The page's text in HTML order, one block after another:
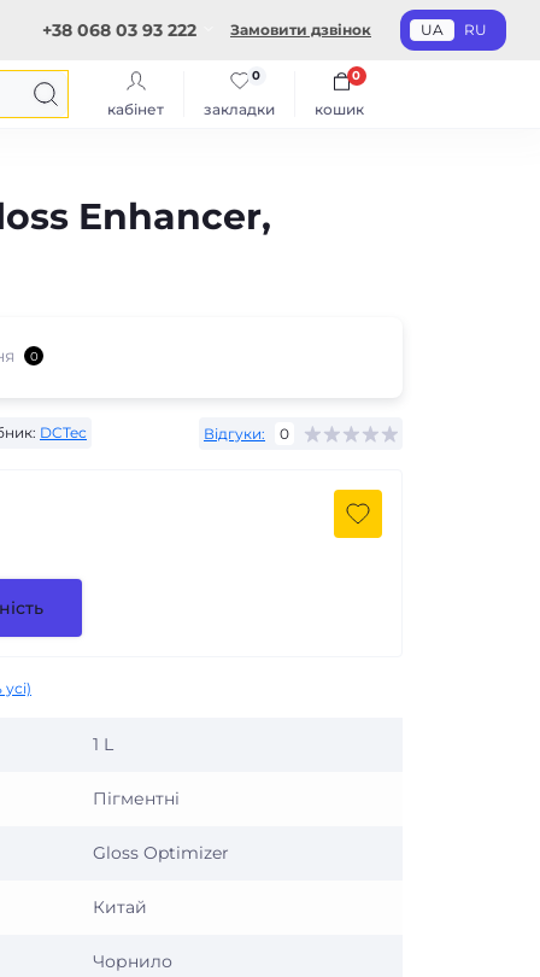
+38 068 03 93 222 Замовити дзвінок UA RU
кабінет закладки
0
кошик
0
Enhancer,
0
DCTec Відгуки: 0
1 L
Пігментні
Gloss Optimizer
Китай
Чорнило